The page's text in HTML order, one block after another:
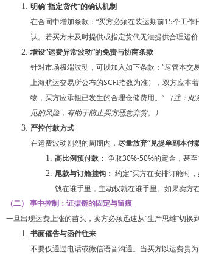
明确“指定货代”的确认机制
在合同中增加条款：“买方必须在装运期前15个工
认。若买方未及时提供或指定货代无法提供合理运
增设“运费异常波动”的免责与协商条款
针对市场极端波动，可以加入如下条款：“尽管本
上海航运交易所公布的SCFI指数为准），双方应本
物，买方应承担已发生的合理仓储费用。”
（注：
见的风险，有助于防止买方恶意弃货。）
严控付款方式
在运费波动剧烈的周期内， 尽量放弃“见提单副本付
高比例预付款： 争取30%-50%的定金，甚至
尾款与订舱挂钩： 约定“买方在安排订舱时
钱在谁手里，主动权就在谁手里。如果卖方
（二） 事中控制：证据链的固定与留痕
一旦出现运费上涨的苗头，卖方必须迅速从“生产思维”切换
书面催告与函件往来
不要仅通过电话或微信语音沟通。当买方以运费贵